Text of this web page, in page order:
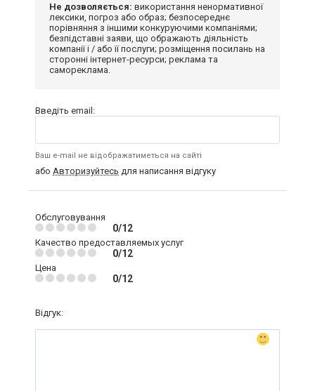
Не дозволяється: використання ненормативної
лексики, погроз або образ; безпосереднє
порівняння з іншими конкуруючими компаніями;
безпідставні заяви, що ображають діяльність
компанії і / або її послуги; розміщення посилань на
сторонні інтернет-ресурси; реклама та
самореклама.
Введіть email:
Ваш e-mail не відображатиметься на сайті
або Авторизуйтесь для написання відгуку
Обслуговування
0/12
Качество предоставляемых услуг
0/12
Цена
0/12
Відгук: